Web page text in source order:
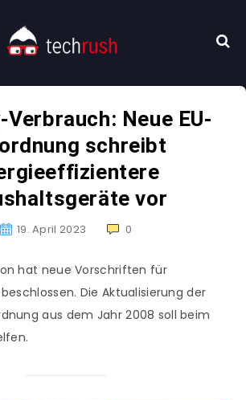
Neue EU-
schreibt
vor
19. April 2023 0
hat neue Vorschriften für
Die Aktualisierung der
aus dem Jahr 2008 soll beim